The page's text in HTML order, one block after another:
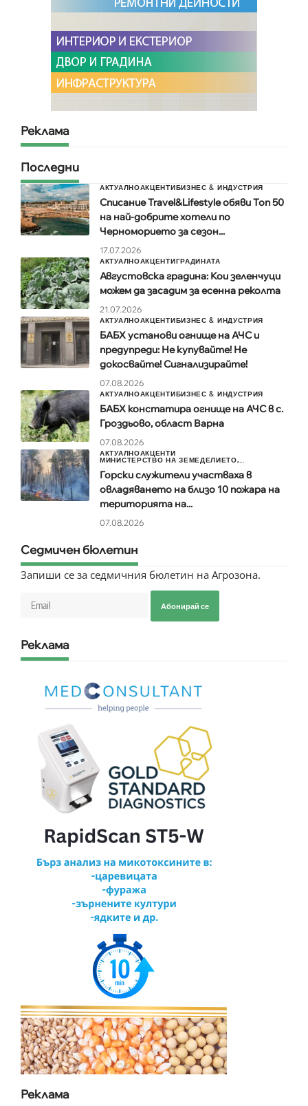
Реклама
Последни
АКТУАЛНОАКЦЕНТИБИЗНЕС & ИНДУСТРИЯ
Списание Travel&Lifestyle обяви Топ 50
на най-добрите хотели по
Черноморието за сезон...
17.07.2026
АКТУАЛНОАКЦЕНТИГРАДИНАТА
Августовска градина: Кои зеленчуци
можем да засадим за есенна реколта
21.07.2026
АКТУАЛНОАКЦЕНТИБИЗНЕС & ИНДУСТРИЯ
БАБХ установи огнище на АЧС и
предупреди: Не купувайте! Не
докосвайте! Сигнализирайте!
07.08.2026
АКТУАЛНОАКЦЕНТИБИЗНЕС & ИНДУСТРИЯ
БАБХ констатира огнище на АЧС в с.
Гроздьово, област Варна
07.08.2026
АКТУАЛНОАКЦЕНТИ
МИНИСТЕРСТВО НА ЗЕМЕДЕЛИЕТО,...
Горски служители участваха в
овладяването на близо 10 пожара на
територията на...
07.08.2026
Седмичен бюлетин
Запиши се за седмичния бюлетин на Агрозона.
Абонирай се
Реклама
Реклама